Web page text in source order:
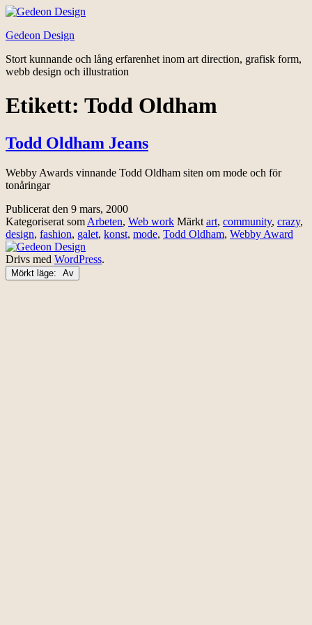
Hoppa
innehåll
Gedeon Design
Stort kunnande och lång erfarenhet inom art direction, grafisk form,
webb design och illustration
Etikett: Todd Oldham
Todd Oldham Jeans
Webby Awards vinnande Todd Oldham siten om mode och för
tonåringar
Publicerat den 9 mars, 2000
Kategoriserat som Arbeten, Web work Märkt art, community, crazy,
design, fashion, galet, konst, mode, Todd Oldham, Webby Award
Drivs med WordPress.
Mörkt läge: